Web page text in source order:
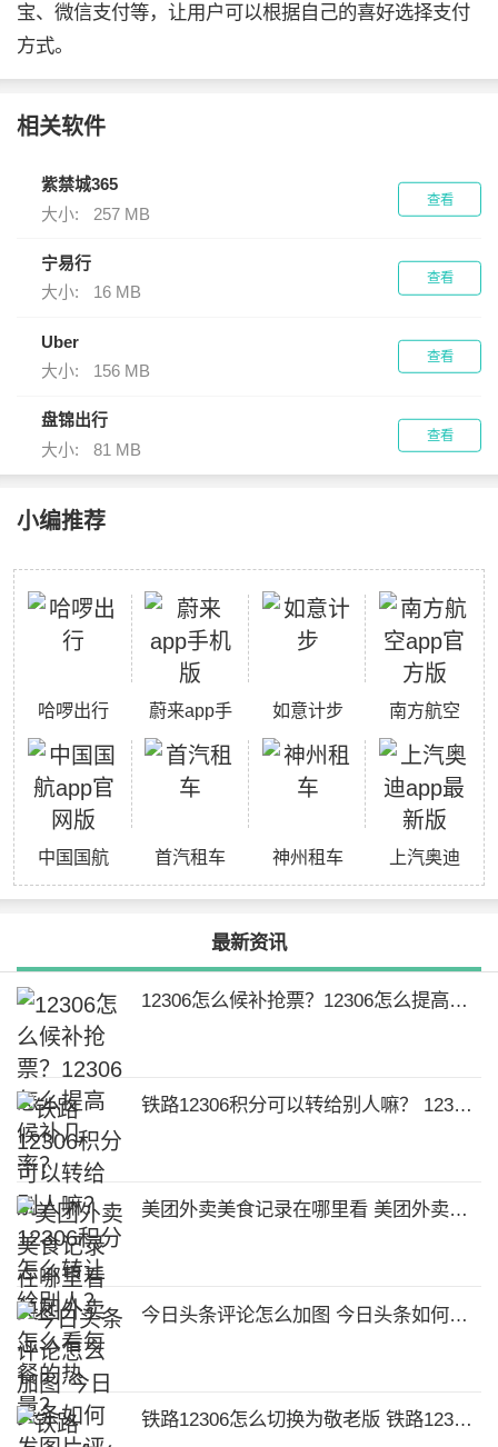
宝、微信支付等，让用户可以根据自己的喜好选择支付
方式。
相关软件
紫禁城365
大小:
257 MB
查看
宁易行
大小:
16 MB
查看
Uber
大小:
156 MB
查看
盘锦出行
大小:
81 MB
查看
小编推荐
哈啰出行
蔚来app手
如意计步
南方航空
app官方版
中国国航
app官网版
首汽租车 神州租车
上汽奥迪
app最新版
最新资讯
12306怎么候补抢票？12306怎么提高候补几率？
铁路12306积分可以转给别人嘛？ 12306积分怎么转让给别人？
美团外卖美食记录在哪里看 美团外卖怎么看每餐的热量？
今日头条评论怎么加图 今日头条如何发图片评论？
铁路12306怎么切换为敬老版 铁路12306如何设置敬老模式？